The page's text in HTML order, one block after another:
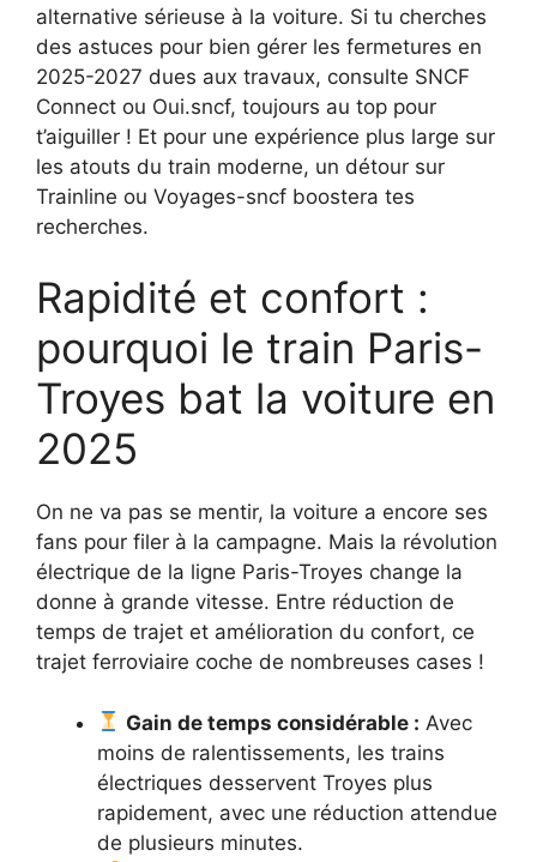
alternative sérieuse à la voiture. Si tu cherches
des astuces pour bien gérer les fermetures en
2025-2027 dues aux travaux, consulte SNCF
Connect ou Oui.sncf, toujours au top pour
t’aiguiller ! Et pour une expérience plus large sur
les atouts du train moderne, un détour sur
Trainline ou Voyages-sncf boostera tes
recherches.
Rapidité et confort :
pourquoi le train Paris-
Troyes bat la voiture en
2025
On ne va pas se mentir, la voiture a encore ses
fans pour filer à la campagne. Mais la révolution
électrique de la ligne Paris-Troyes change la
donne à grande vitesse. Entre réduction de
temps de trajet et amélioration du confort, ce
trajet ferroviaire coche de nombreuses cases !
Gain de temps considérable : Avec
moins de ralentissements, les trains
électriques desservent Troyes plus
rapidement, avec une réduction attendue
de plusieurs minutes.